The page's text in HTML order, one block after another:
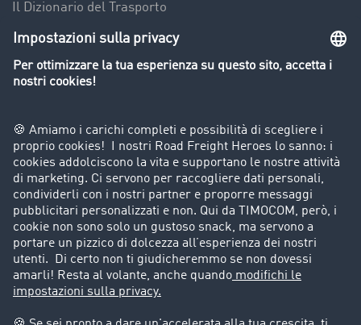
Il Dizionario del Trasporto
Panoramica della borsa di carichi
Divieti di circolazione per mezzi pesanti
Azienda
Porta un nuovo cliente
Storie di successo
Informazioni legali
Note legali